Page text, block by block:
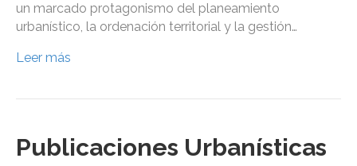
un marcado protagonismo del planeamiento
urbanístico, la ordenación territorial y la gestión…
Leer más
Publicaciones Urbanísticas